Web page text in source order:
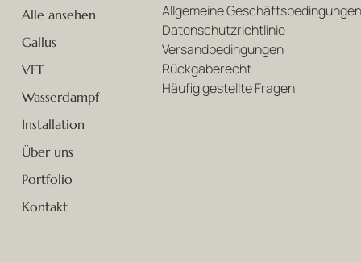
Alle ansehen
Gallus
VFT
Wasserdampf
Installation
Über uns
Portfolio
Kontakt
Allgemeine Geschäftsbedingungen
Datenschutzrichtlinie
Versandbedingungen
Rückgaberecht
Häufig gestellte Fragen